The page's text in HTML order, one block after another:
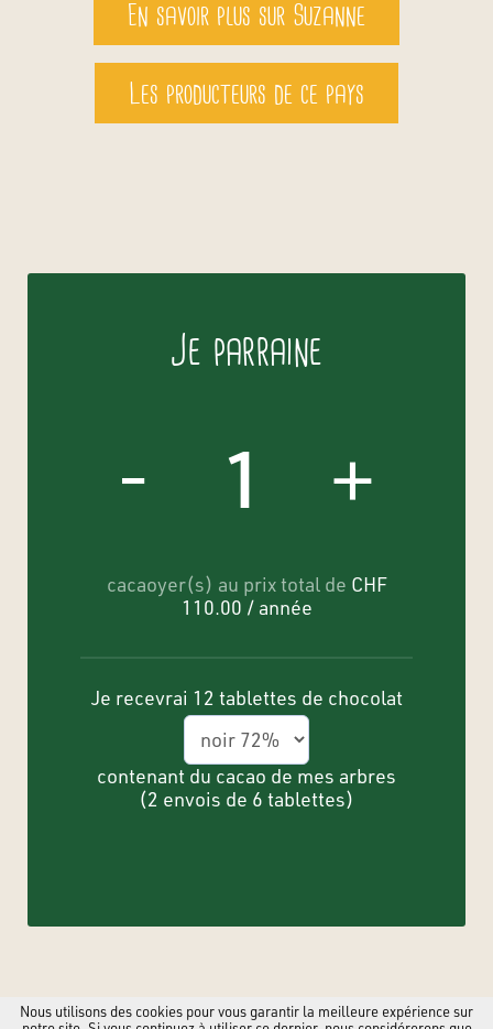
En savoir plus sur Suzanne
Les producteurs de ce pays
Je parraine
Suzanne
- +
cacaoyer(s) au prix total de CHF
110.00 / année
Je recevrai 12 tablettes de chocolat
contenant du cacao de mes arbres
(2 envois de 6 tablettes)
Nous utilisons des cookies pour vous garantir la meilleure expérience sur